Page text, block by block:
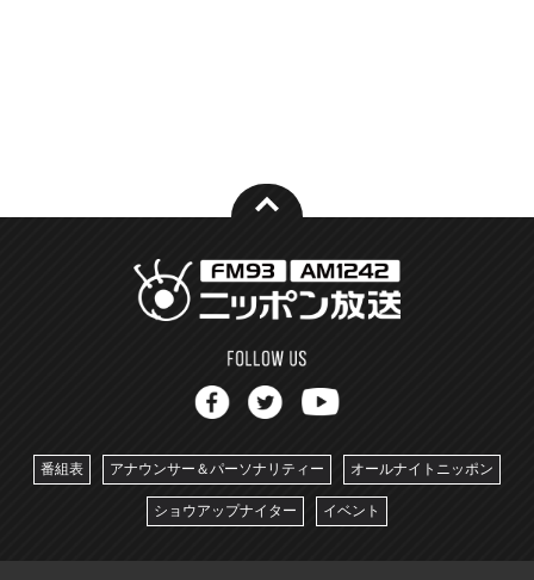
番組表 アナウンサー＆パーソナリティー オールナイトニッポン
ショウアップナイター イベント